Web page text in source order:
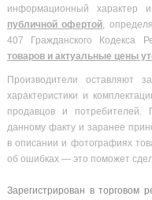
информационный характер
публичной офертой,
407 Гражданского Кодекса
товаров и актуальные цены
Производители оставляют
характеристики и
продавцов и
данному факту и заранее
в описании и фотографиях
об ошибках — это поможет
Зарегистрирован в торговом